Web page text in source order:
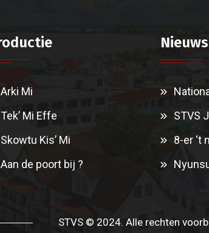
Arki Mi
Tek’ Mi Effe
Skowtu Kis’ Mi
Aan de poort bij ?
Nieuws
STVS
8-er ‘t
STVS © 2024. Alle rechten